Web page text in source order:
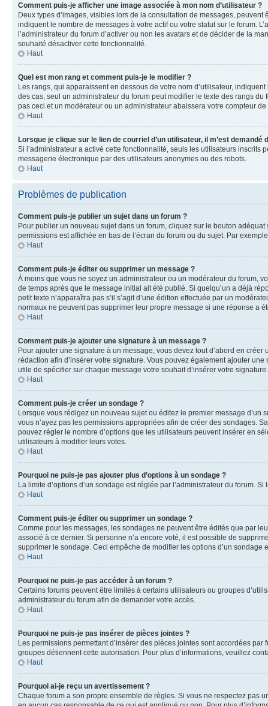
Comment puis-je afficher une image associée à mon nom d’utilisateur ?
Deux types d’images, visibles lors de la consultation de messages,
indiquent le nombre de messages à votre actif ou votre statut sur le forum.
l’administrateur du forum d’activer ou non les avatars et de décider de la
souhaité désactiver cette fonctionnalité.
Haut
Quel est mon rang et comment puis-je le modifier ?
Les rangs, qui apparaissent en dessous de votre nom d’utilisateur,
des cas, seul un administrateur du forum peut modifier le texte des rangs
pas ceci et un modérateur ou un administrateur abaissera votre compteur de
Haut
Lorsque je clique sur le lien de courriel d’un utilisateur, il m’est demandé
Si l’administrateur a activé cette fonctionnalité, seuls les utilisateurs inscrits
messagerie électronique par des utilisateurs anonymes ou des robots.
Haut
Problèmes de publication
Comment puis-je publier un sujet dans un forum ?
Pour publier un nouveau sujet dans un forum, cliquez sur le bouton
permissions est affichée en bas de l’écran du forum ou du sujet. Par
Haut
Comment puis-je éditer ou supprimer un message ?
À moins que vous ne soyez un administrateur ou un modérateur du forum,
de temps après que le message initial ait été publié. Si quelqu’un a déjà
petit texte n’apparaîtra pas s’il s’agit d’une édition effectuée par un
normaux ne peuvent pas supprimer leur propre message si une réponse a
Haut
Comment puis-je ajouter une signature à un message ?
Pour ajouter une signature à un message, vous devez tout d’abord en
rédaction afin d’insérer votre signature. Vous pouvez également ajouter
utile de spécifier sur chaque message votre souhait d’insérer votre signature.
Haut
Comment puis-je créer un sondage ?
Lorsque vous rédigez un nouveau sujet ou éditez le premier message d’un
vous n’ayez pas les permissions appropriées afin de créer des sondages.
pouvez régler le nombre d’options que les utilisateurs peuvent insérer en
utilisateurs à modifier leurs votes.
Haut
Pourquoi ne puis-je pas ajouter plus d’options à un sondage ?
La limite d’options d’un sondage est réglée par l’administrateur du forum.
Haut
Comment puis-je éditer ou supprimer un sondage ?
Comme pour les messages, les sondages ne peuvent être édités que par
associé à ce dernier. Si personne n’a encore voté, il est possible de
supprimer le sondage. Ceci empêche de modifier les options d’un sondage
Haut
Pourquoi ne puis-je pas accéder à un forum ?
Certains forums peuvent être limités à certains utilisateurs ou groupes
administrateur du forum afin de demander votre accès.
Haut
Pourquoi ne puis-je pas insérer de pièces jointes ?
Les permissions permettant d’insérer des pièces jointes sont accordées
groupes détiennent cette autorisation. Pour plus d’informations, veuillez
Haut
Pourquoi ai-je reçu un avertissement ?
Chaque forum a son propre ensemble de règles. Si vous ne respectez pas